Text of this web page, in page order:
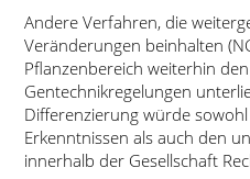
Andere Verfahren, die
Veränderungen beinhalten
Pflanzenbereich weiterhin
Gentechnikregelungen
Differenzierung würde
Erkenntnissen als auch den
innerhalb der Gesellschaft